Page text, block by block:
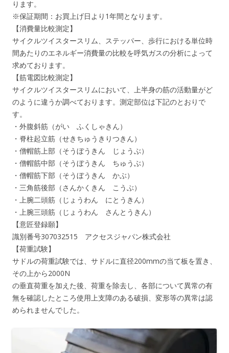
ります。
※保証期間：お買上げ日より1年間となります。
【消費量比較測定】
サイクルツイスタースリム、ステッパー、歩行における単位時
間あたりのエネルギー消費量の比較を呼気ガスの分析によって
求めております。
【筋電図比較測定】
サイクルツイスタースリムにおいて、上半身の筋の活動量がど
のように違うか調べております。測定部位は下記のとおりで
す。
・外腹斜筋（がい ふくしゃきん）
・脊柱起立筋（せきちゅうきりつきん）
・僧帽筋上部（そうぼうきん じょうぶ）
・僧帽筋中部（そうぼうきん ちゅうぶ）
・僧帽筋下部（そうぼうきん かぶ）
・三角筋後部（さんかくきん こうぶ）
・上腕二頭筋（じょうわん にとうきん）
・上腕三頭筋（じょうわん さんとうきん）
【意匠登録願】
識別番号307032515 アクセスジャパン株式会社
【荷重試験】
サドルの荷重試験では、サドルに直径200mmの当て板を置き、
その上から2000N
の垂直荷重を加えた後、荷重を除去し、各部について異常の有
無を確認したところ使用上支障のある破損、変形等の異常は認
められませんでした。